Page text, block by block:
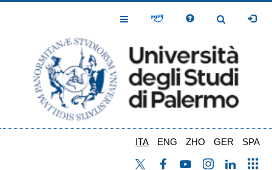
Toggle
Toggle
ITA ENG ZHO GER SPA